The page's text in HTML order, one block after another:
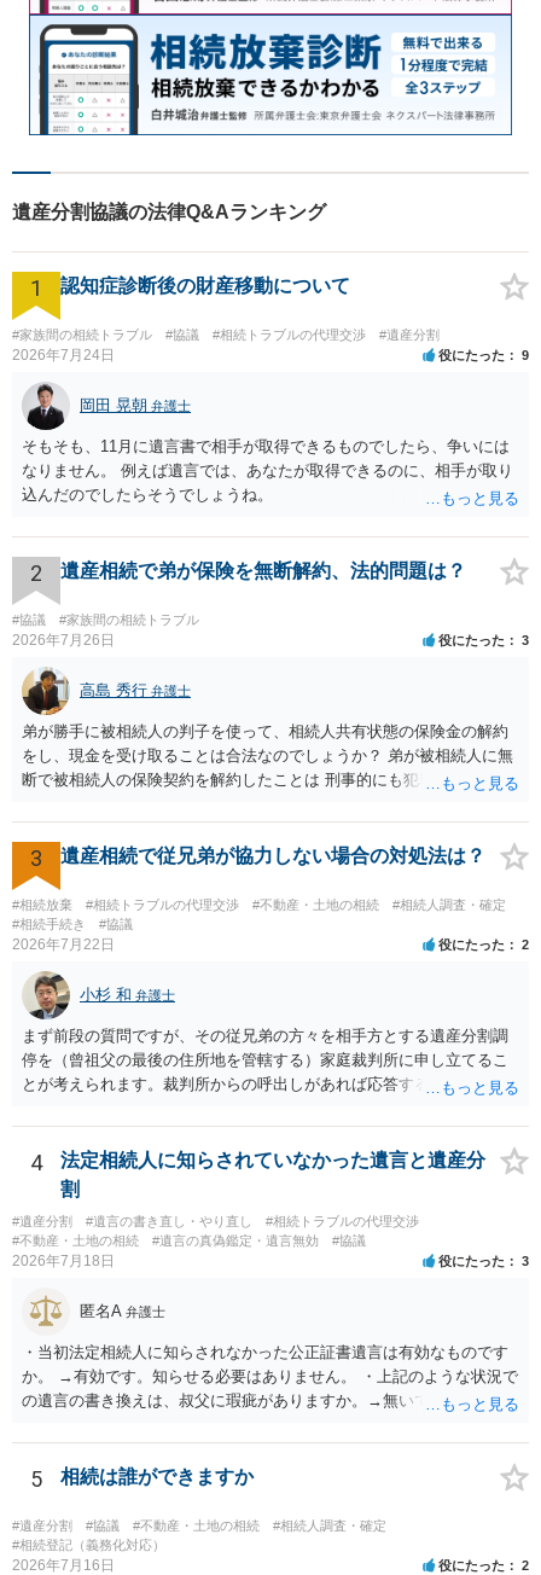
遺産分割協議の法律Q&Aランキング
1 認知症診断後の財産移動について
#家族間の相続トラブル #協議 #相続トラブルの代理交渉 #遺産分割
2026年7月24日 役にたった 9
岡田 晃朝 弁護士
そもそも、11月に遺言書で相手が取得できるものでしたら、争いには
なりません。 例えば遺言では、あなたが取得できるのに、相手が取り
込んだのでしたらそうでしょうね。
2 遺産相続で弟が保険を無断解約、法的問題は？
#協議 #家族間の相続トラブル
2026年7月26日 役にたった 3
高島 秀行 弁護士
弟が勝手に被相続人の判子を使って、相続人共有状態の保険金の解約
をし、現金を受け取ることは合法なのでしょうか？ 弟が被相続人に無
断で被相続人の保険契約を解約したことは 刑事的にも犯罪となる可能
された書類のコピーを取得して、弁護士に面談で詳しい事情を話して
相談 されたら良いと思います。
3 遺産相続で従兄弟が協力しない場合の対処法は？
#相続放棄 #相続トラブルの代理交渉 #不動産・土地の相続
#相続人調査・確定
#相続手続き
#協議
2026年7月22日 役にたった 2
小杉 和 弁護士
まず前段の質問ですが、その従兄弟の方々を相手方とする遺産分割調
停を（曾祖父の最後の住所地を管轄する）家庭裁判所に申し立てるこ
とが考えられます。裁判所からの呼出しがあれば応答する可能性がま
能と思われます。時間が思った以上にないので必要書類をてきぱきと
揃える必要があります。その点是非御注意ください。
4
法定相続人に知らされていなかった遺言と遺産分
割
#遺産分割 #遺言の書き直し・やり直し
#相続トラブルの代理交渉
#不動産・土地の相続
#遺言の真偽鑑定・遺言無効 #協議
2026年7月18日 役にたった 3
匿名A 弁護士
・当初法定相続人に知らされなかった公正証書遺言は有効なものです
か。 →有効です。知らせる必要はありません。 ・上記のような状況で
の遺言の書き換えは、叔父に瑕疵がありますか。→無いです。 ・分割
ますか。 →本人が自由に決められますので、どこが妥当とは言えない
です。客観的な基準もありません。 ・できれば穏やかに、分割を拒否
することはできますか。 →分割を拒否するということは、遺産はいら
ないということでしょうか。遺言で、受取を指定されててもいらない
と拒否することはできます。理由を説明する必要はありません。
5 相続は誰ができますか
#遺産分割 #協議 #不動産・土地の相続
#相続人調査・確定
#相続登記（義務化対応）
2026年7月16日 役にたった 2